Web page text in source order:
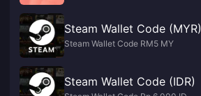
Steam Wallet Code (MYR)
Steam Wallet Code RM5 MY
Steam Wallet Code (IDR)